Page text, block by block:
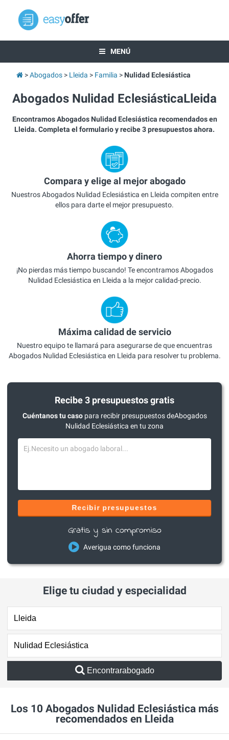
MENÚ
Abogados Lleida Familia Nulidad Eclesiástica
Abogados Nulidad EclesiásticaLleida
Encontramos Abogados Nulidad Eclesiástica recomendados en
Lleida. Completa el formulario y recibe 3 presupuestos ahora.
Compara y elige al mejor abogado
Nuestros Abogados Nulidad Eclesiástica en Lleida compiten entre
ellos para darte el mejor presupuesto.
Ahorra tiempo y dinero
¡No pierdas más tiempo buscando! Te encontramos Abogados
Nulidad Eclesiástica en Lleida a la mejor calidad-precio.
Máxima calidad de servicio
Nuestro equipo te llamará para asegurarse de que encuentras
Abogados Nulidad Eclesiástica en Lleida para resolver tu problema.
Recibe 3 presupuestos gratis
Cuéntanos tu casopara recibir presupuestos deAbogados
Nulidad Eclesiástica en tu zona
Recibir presupuestos
Gratis y sin compromiso
Averigua como funciona
Elige tu ciudad y especialidad
Encontrarabogado
Los 10 Abogados Nulidad Eclesiástica más
recomendados en Lleida